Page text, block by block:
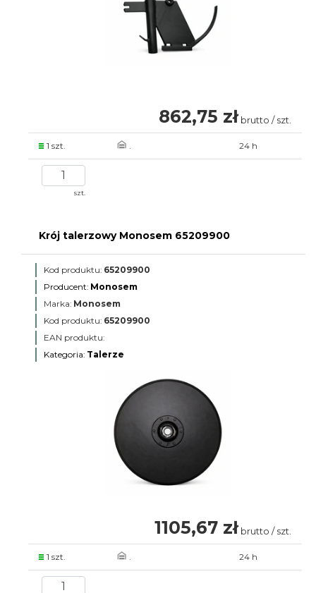
862,75 zł brutto / szt.
1 szt. . 24 h
szt.
Krój talerzowy Monosem 65209900
Kod produktu: 65209900
Producent: Monosem
Marka: Monosem
Kod produktu: 65209900
EAN produktu:
Kategoria: Talerze
1105,67 zł brutto / szt.
1 szt. . 24 h